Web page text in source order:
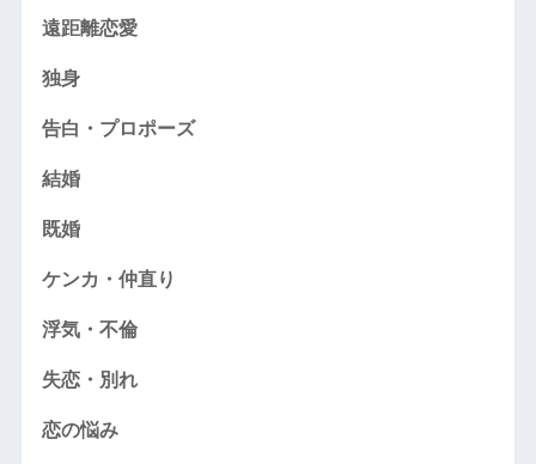
遠距離恋愛
独身
告白・プロポーズ
結婚
既婚
ケンカ・仲直り
浮気・不倫
失恋・別れ
恋の悩み